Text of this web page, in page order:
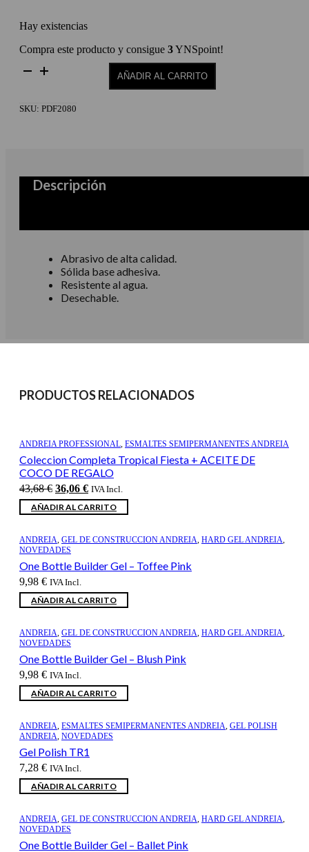
Hay existencias
Compra este producto y consigue 3YNSpoint!
Repuestos
pro
AÑADIR AL CARRITO
SKU: PDF2080
Descripción
Abrasivo de alta calidad.
Sólida base adhesiva.
Resistente al agua.
Desechable.
PRODUCTOS RELACIONADOS
ANDREIA PROFESSIONAL, ESMALTES SEMIPERMANENTES ANDREIA
Coleccion Completa Tropical Fiesta + ACEITE DE
COCO DE REGALO
43,68€ El
precio
original
43,68 €.
36,06 €El
precio
actual
36,06 €.
IVA Incl.
AÑADIR AL CARRITO
ANDREIA, GEL DE CONSTRUCCION ANDREIA, HARD GEL ANDREIA,
NOVEDADES
One Bottle Builder Gel – Toffee Pink
9,98 € IVA Incl.
AÑADIR AL CARRITO
ANDREIA, GEL DE CONSTRUCCION ANDREIA, HARD GEL ANDREIA,
NOVEDADES
One Bottle Builder Gel – Blush Pink
9,98 € IVA Incl.
AÑADIR AL CARRITO
ANDREIA, ESMALTES SEMIPERMANENTES ANDREIA, GEL POLISH
ANDREIA, NOVEDADES
Gel Polish TR1
7,28 € IVA Incl.
AÑADIR AL CARRITO
ANDREIA, GEL DE CONSTRUCCION ANDREIA, HARD GEL ANDREIA,
NOVEDADES
One Bottle Builder Gel – Ballet Pink